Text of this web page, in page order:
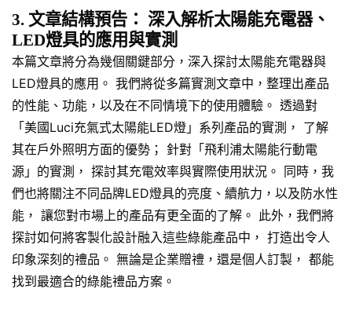
3. 文章結構預告： 深入解析太陽能充電器、
LED燈具的應用與實測
本篇文章將分為幾個關鍵部分，深入探討太陽能充電器與
LED燈具的應用。 我們將從多篇實測文章中，整理出產品
的性能、功能，以及在不同情境下的使用體驗。 透過對
「美國Luci充氣式太陽能LED燈」系列產品的實測， 了解
其在戶外照明方面的優勢； 針對「飛利浦太陽能行動電
源」的實測， 探討其充電效率與實際使用狀況。 同時，我
們也將關注不同品牌LED燈具的亮度、續航力，以及防水性
能， 讓您對市場上的產品有更全面的了解。 此外，我們將
探討如何將客製化設計融入這些綠能產品中， 打造出令人
印象深刻的禮品。 無論是企業贈禮，還是個人訂製， 都能
找到最適合的綠能禮品方案。